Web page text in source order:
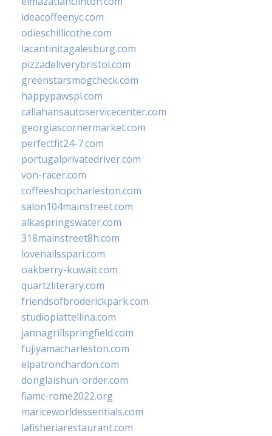
ideacoffeenyc.com
odieschillicothe.com
lacantinitagalesburg.com
pizzadeliverybristol.com
greenstarsmogcheck.com
happypawspl.com
callahansautoservicecenter.com
georgiascornermarket.com
perfectfit24-7.com
portugalprivatedriver.com
von-racer.com
coffeeshopcharleston.com
salon104mainstreet.com
alkaspringswater.com
318mainstreet8h.com
lovenailsspari.com
oakberry-kuwait.com
quartzliterary.com
friendsofbroderickpark.com
studiopiattellina.com
jannagrillspringfield.com
fujiyamacharleston.com
elpatronchardon.com
donglaishun-order.com
fiamc-rome2022.org
mariceworldessentials.com
lafisheriarestaurant.com